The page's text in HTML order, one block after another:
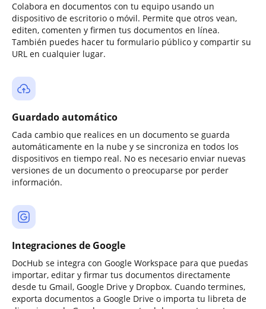
Colabora en documentos con tu equipo usando un
dispositivo de escritorio o móvil. Permite que otros vean,
editen, comenten y firmen tus documentos en línea.
También puedes hacer tu formulario público y compartir su
URL en cualquier lugar.
Guardado automático
Cada cambio que realices en un documento se guarda
automáticamente en la nube y se sincroniza en todos los
dispositivos en tiempo real. No es necesario enviar nuevas
versiones de un documento o preocuparse por perder
información.
Integraciones de Google
DocHub se integra con Google Workspace para que puedas
importar, editar y firmar tus documentos directamente
desde tu Gmail, Google Drive y Dropbox. Cuando termines,
exporta documentos a Google Drive o importa tu libreta de